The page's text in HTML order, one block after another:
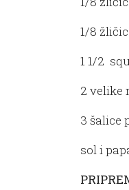
1/8
1 1/2
2 velike
3 šalice
sol i